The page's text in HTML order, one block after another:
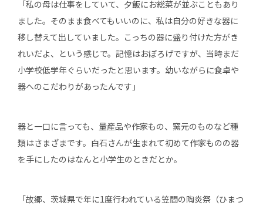
「私の母は仕事をしていて、夕飯にお総菜が並ぶこともあり
ました。そのまま食べてもいいのに、私は自分の好きな器に
移し替えて出していました。こっちの器に盛り付けた方がき
れいだよ、という感じで。記憶はおぼろげですが、当時まだ
小学校低学年ぐらいだったと思います。幼いながらに食卓や
器へのこだわりがあったんです」
器と一口に言っても、量産品や作家もの、窯元のものなど種
類はさまざまです。白石さんが生まれて初めて作家ものの器
を手にしたのはなんと小学生のときだとか。
「故郷、茨城県で年に1度行われている笠間の陶炎祭（ひまつ